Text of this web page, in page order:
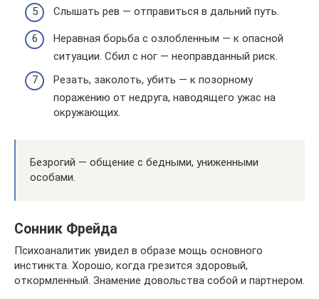
Слышать рев — отправиться в дальний путь.
Неравная борьба с озлобленным — к опасной
ситуации. Сбил с ног — неоправданный риск.
Резать, заколоть, убить — к позорному
поражению от недруга, наводящего ужас на
окружающих.
Безрогий — общение с бедными, униженными
особами.
Сонник Фрейда
Психоаналитик увидел в образе мощь основного
инстинкта. Хорошо, когда грезится здоровый,
откормленный. Знамение довольства собой и партнером.